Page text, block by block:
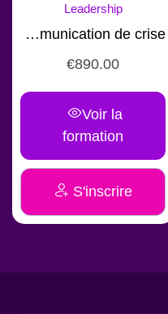
Leadership
Formation communication de crise
890.00
Voir la
formation
S'inscrire